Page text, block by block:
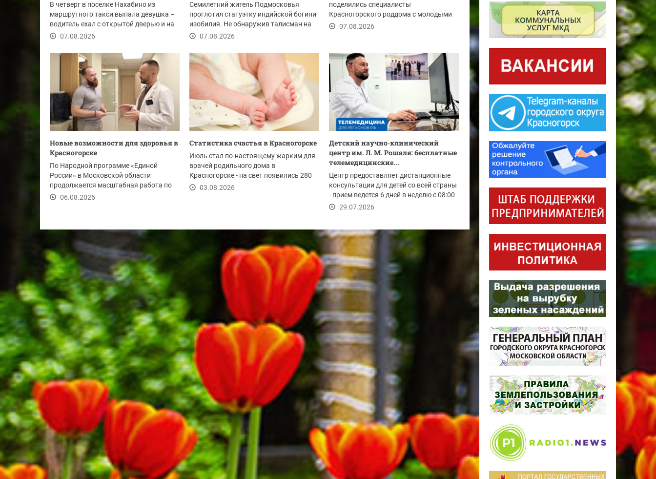
В четверг в поселке Нахабино из
маршрутного такси выпала девушка –
водитель ехал с открытой дверью и на
лежачем...
07.08.2026
Семилетний житель Подмосковья
проглотил статуэтку индийской богини
изобилия. Не обнаружив талисман на
привычном...
07.08.2026
поделились специалисты
Красногорского роддома с молодыми
мамами. Мероприятие...
07.08.2026
Новые возможности для здоровья в
Красногорске
По Народной программе «Единой
России» в Московской области
продолжается масштабная работа по
развитию и модернизации...
06.08.2026
Статистика счастья в Красногорске
Июль стал по-настоящему жарким для
врачей родильного дома в
Красногорске - на свет появились 280
новых жителей. Это...
03.08.2026
Детский научно‑клинический
центр им. Л. М. Рошаля: бесплатные
телемедицинские...
Центр предоставляет дистанционные
консультации для детей со всей страны
- прием ведется 6 дней в неделю с 08:00
до...29.07.2026